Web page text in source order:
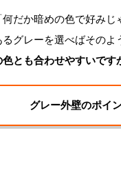
だか暗めの色で好みじ
グレーを選べばそのよ
とも合わせやすいです
グレー外壁のポイ